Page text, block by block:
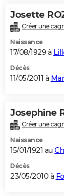
Bricolage
Lifestyle
Culture
Sport
Auto
Television
Voyage
Cinema
Josette
Créer une
Naissance
17/08/1929 à
Décès
11/05/2011 à
Josephine
Créer une
Naissance
15/01/1921 au
Décès
23/05/2010 à